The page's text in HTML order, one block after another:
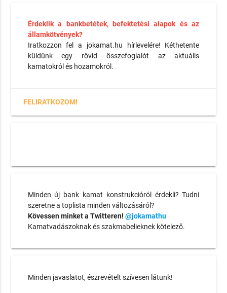
Érdeklik a bankbetétek, befektetési alapok és az
államkötvények?
Iratkozzon fel a jokamat.hu hírlevelére! Kéthetente
küldünk egy rövid összefoglalót az aktuális
kamatokról és hozamokról.
FELIRATKOZOM!
Minden új bank kamat konstrukcióról érdekli? Tudni
szeretne a toplista minden változásáról?
Kövessen minket a Twitteren! @jokamathu
Kamatvadászoknak és szakmabelieknek kötelező.
Minden javaslatot, észrevételt szívesen látunk!